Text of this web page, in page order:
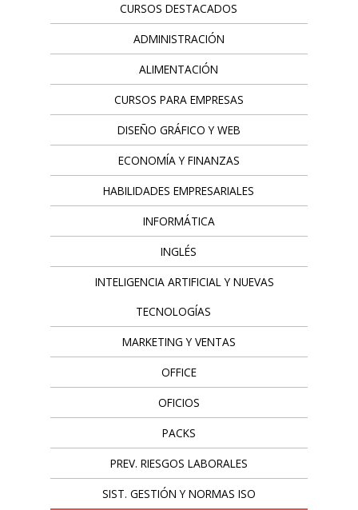
CURSOS DESTACADOS
ADMINISTRACIÓN
ALIMENTACIÓN
CURSOS PARA EMPRESAS
DISEÑO GRÁFICO Y WEB
ECONOMÍA Y FINANZAS
HABILIDADES EMPRESARIALES
INFORMÁTICA
INGLÉS
INTELIGENCIA ARTIFICIAL Y NUEVAS
TECNOLOGÍAS
MARKETING Y VENTAS
OFFICE
OFICIOS
PACKS
PREV. RIESGOS LABORALES
SIST. GESTIÓN Y NORMAS ISO